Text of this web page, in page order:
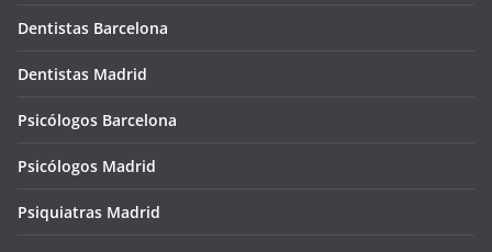
Dentistas Barcelona
Dentistas Madrid
Psicólogos Barcelona
Psicólogos Madrid
Psiquiatras Madrid